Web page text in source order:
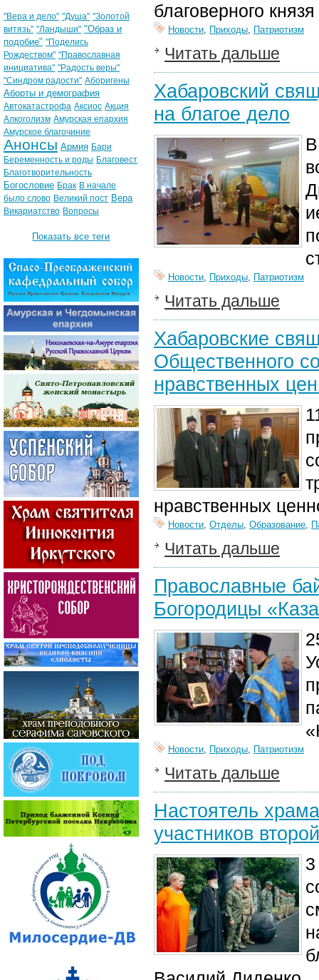
благоверного
Новости, Приходы, Патриотизм
Читать дальше
Хабаровский
на благое дело
Новости, Приходы, Патриотизм
Читать дальше
Хабаровские
Общественного
нравственных
нравственных
Новости, Отделы, Образование,
Читать дальше
Православные
Богородицы
Новости, Приходы, Патриотизм
Читать дальше
Настоятель
участников
"Вера и дело" "Душа" "Золотой
витязь" "Ландыши" "Образ и
подобие" "Поделись
Рождеством" "Православная
инициатива" "Радость веры"
"Синдром радости" Аборигены
Аборты и демография
Автокатастрофа Аксиос Акция
Алкоголизм Амурская епархия
Амурское благочиние
Анонсы Армия Бари
Беременность и роды Благовест
Благотворительность
Богословие Брак В начале
было слово Великий пост Вера
Викариатство Вопросы
Показать все теги